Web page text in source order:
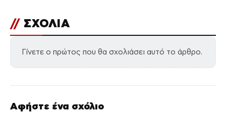
// ΣΧΟΛΙΑ
Γίνετε ο πρώτος που θα σχολιάσει αυτό το άρθρο.
Αφήστε ένα σχόλιο